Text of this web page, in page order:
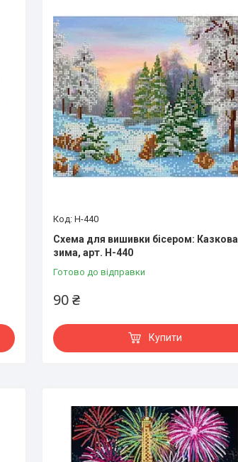
Н-440
Схема для вишивки бісером: Казкова
зима, арт. Н-440
Готово до відправки
90 ₴
Купити